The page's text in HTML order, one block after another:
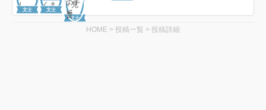
文士
文士 文士
HOME > 投稿一覧 > 投稿詳細